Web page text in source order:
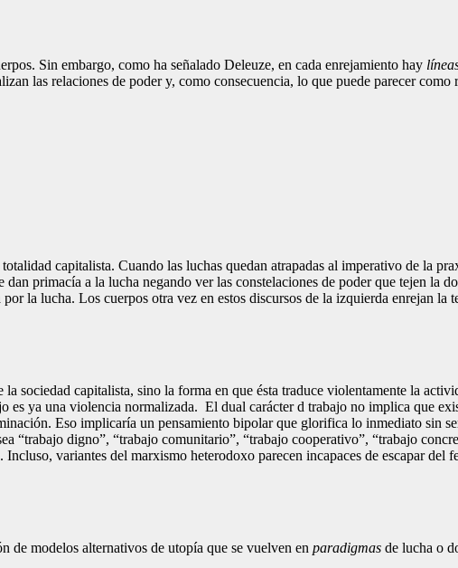
Sin embargo, como ha señalado Deleuze, en cada enrejamiento hay
las relaciones de poder y, como consecuencia, lo que puede parecer
capitalista. Cuando las luchas quedan atrapadas al imperativo de la
primacía a la lucha negando ver las constelaciones de poder que tejen la
la lucha. Los cuerpos otra vez en estos discursos de la izquierda enrejan
sociedad capitalista, sino la forma en que ésta traduce violentamente la
es ya una violencia normalizada. El dual carácter d trabajo no implica que
Eso implicaría un pensamiento bipolar que glorifica lo inmediato sin
“trabajo digno”, “trabajo comunitario”, “trabajo cooperativo”, “trabajo
variantes del marxismo heterodoxo parecen incapaces de escapar del
de modelos alternativos de utopía que se vuelven enparadigmas de lucha o